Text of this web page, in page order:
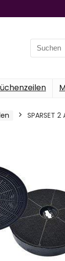
Search
for:
SPARSET